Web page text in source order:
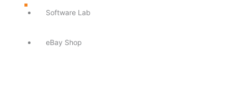
Software Lab
eBay Shop